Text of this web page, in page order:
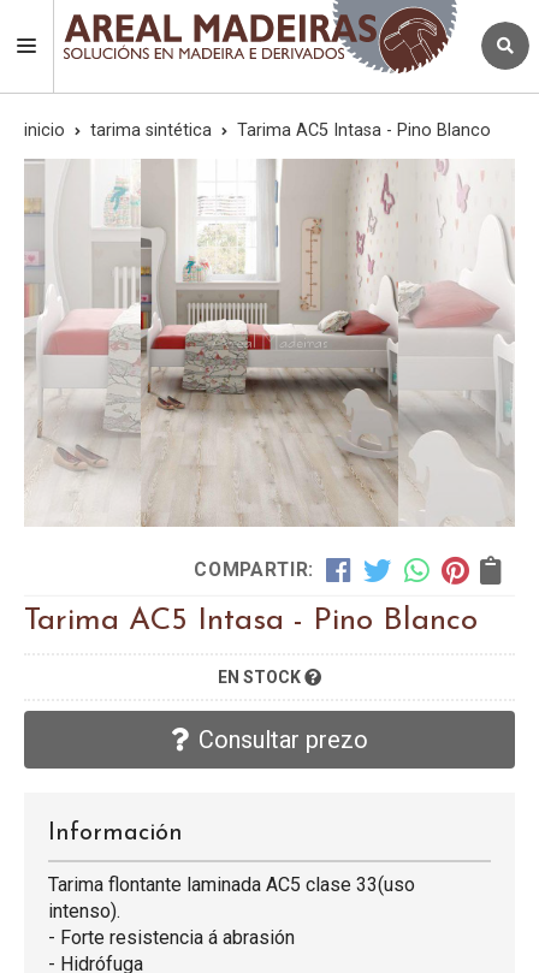
inicio tarima sintética Tarima AC5 Intasa - Pino Blanco
COMPARTIR:
Tarima AC5 Intasa - Pino Blanco
EN STOCK
Consultar prezo
Información
Tarima flontante laminada AC5 clase 33(uso
intenso).
- Forte resistencia á abrasión
- Hidrófuga